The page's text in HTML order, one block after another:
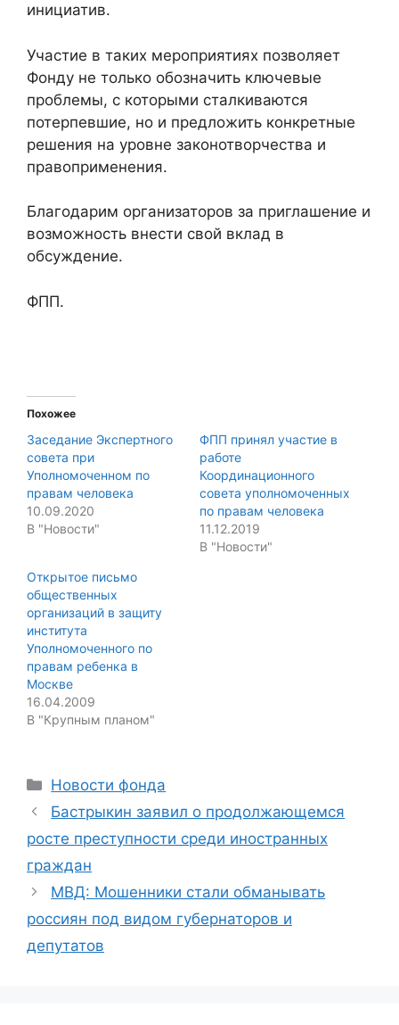
инициатив.
Участие в таких мероприятиях позволяет
Фонду не только обозначить ключевые
проблемы, с которыми сталкиваются
потерпевшие, но и предложить конкретные
решения на уровне законотворчества и
правоприменения.
Благодарим организаторов за приглашение и
возможность внести свой вклад в
обсуждение.
ФПП.
Похожее
Заседание Экспертного
совета при
Уполномоченном по
правам человека
10.09.2020
В "Новости"
ФПП принял участие в
работе
Координационного
совета уполномоченных
по правам человека
11.12.2019
В "Новости"
Открытое письмо
общественных
организаций в защиту
института
Уполномоченного по
правам ребенка в
Москве
16.04.2009
В "Крупным планом"
Categories
Новости фонда
Бастрыкин заявил о продолжающемся
росте преступности среди иностранных
граждан
МВД: Мошенники стали обманывать
россиян под видом губернаторов и
депутатов